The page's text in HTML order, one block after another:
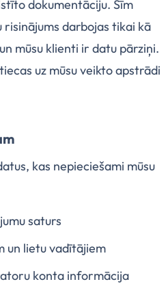
dokumentāciju. Šīm
darbojas tikai kā
mūsu klienti ir datu pārziņi.
uz mūsu veikto apstrādi
kas nepieciešami mūsu
saturs
un lietu vadītājiem
konta informācija